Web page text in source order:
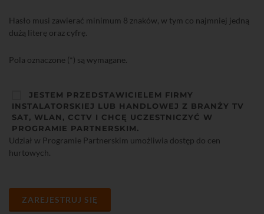
Hasło musi zawierać minimum 8 znaków, w tym co najmniej jedną
dużą literę oraz cyfrę.
Pola oznaczone (*) są wymagane.
JESTEM PRZEDSTAWICIELEM FIRMY
INSTALATORSKIEJ LUB HANDLOWEJ Z BRANŻY TV
SAT, WLAN, CCTV I CHCĘ UCZESTNICZYĆ W
PROGRAMIE PARTNERSKIM.
Udział w Programie Partnerskim umożliwia dostęp do cen
hurtowych.
ZAREJESTRUJ SIĘ